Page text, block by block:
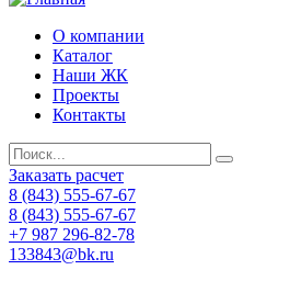
О компании
Каталог
Наши ЖК
Проекты
Контакты
Заказать расчет
8 (843) 555-67-67
8 (843) 555-67-67
+7 987 296-82-78
133843@bk.ru